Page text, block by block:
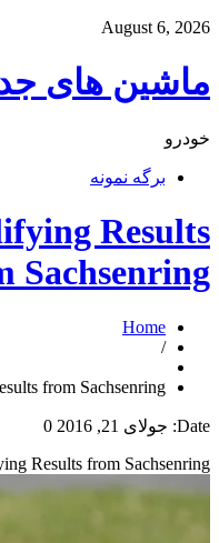
MotoGP
MotoGP Qualifying
MotoGP